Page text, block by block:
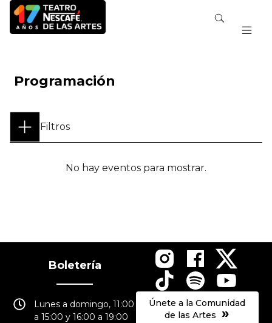
Programación
Filtros
No hay eventos para mostrar.
Boletería
Lunes a domingo, 11:00
a 15:00 y 16:00 a 19:00
Únete a la Comunidad
de las Artes »